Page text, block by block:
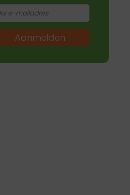
Aanmelden